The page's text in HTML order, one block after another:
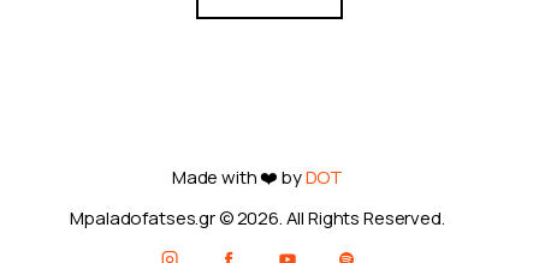
Made with ❤️ byDOT
Mpaladofatses.gr © 2026. All Rights Reserved.